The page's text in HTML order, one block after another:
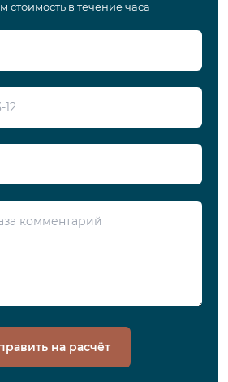
стоимость в течение часа
на расчёт